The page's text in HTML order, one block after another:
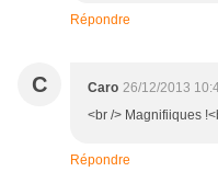
Répondre
C Caro 26/12/2013
<br /> Magnifiiques
Répondre